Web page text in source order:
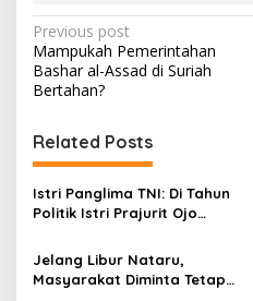
P
o
s
t
n
a
v
i
g
Previous post
Mampukah Pemerintahan
Bashar al-Assad di Suriah
Bertahan?
Related Posts
Istri Panglima TNI: Di Tahun
Politik Istri Prajurit Ojo
Jelang Libur Nataru,
Masyarakat Diminta Tetap